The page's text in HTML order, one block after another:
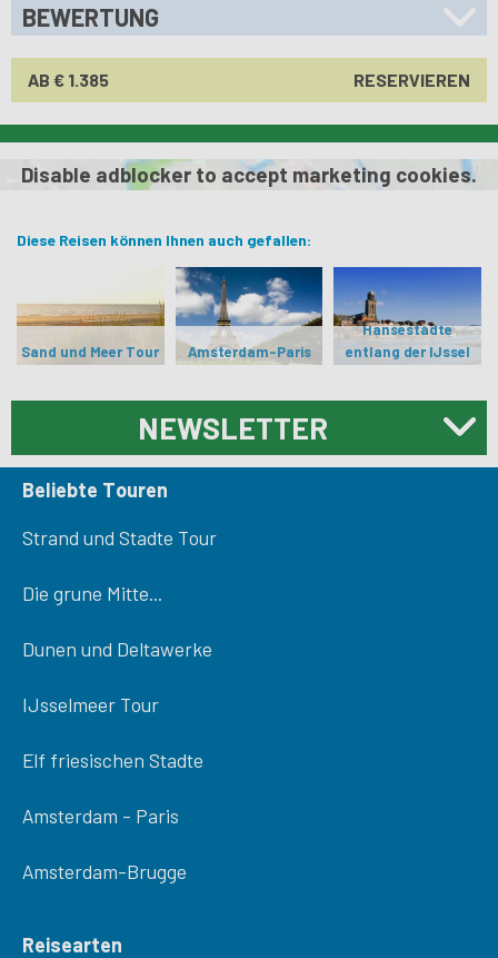
BEWERTUNG
AB € 1.385 RESERVIEREN
Disable adblocker to accept marketing cookies.
Diese Reisen können Ihnen auch gefallen:
Sand und Meer Tour Amsterdam-Paris
Hansestädte
entlang der IJssel
NEWSLETTER
Beliebte Touren
Strand und Stadte Tour
Die grune Mitte...
Dunen und Deltawerke
IJsselmeer Tour
Elf friesischen Stadte
Amsterdam - Paris
Amsterdam-Brugge
Reisearten